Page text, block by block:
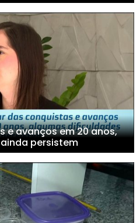
e avanços em 20 anos,
persistem